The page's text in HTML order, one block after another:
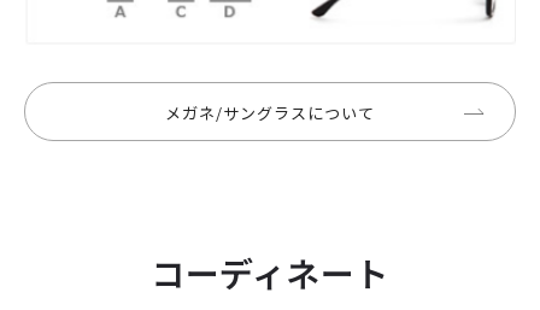
メガネ/サングラスについて
コーディネート